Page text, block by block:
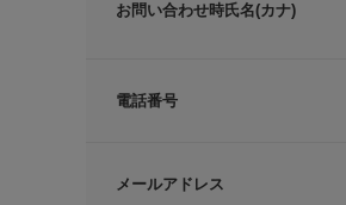
お問い合わせ時氏名(カナ)
電話番号
メールアドレス